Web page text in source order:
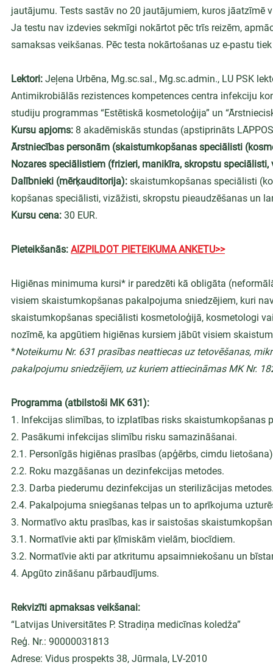
jautājumu. Tests sastāv no 20 jautājumiem, kuros jāatzīmē
Ja testu nav izdevies sekmīgi nokārtot pēc trīs reizēm,
samaksas veikšanas. Pēc testa nokārtošanas uz e-pastu
Lektori: Jeļena Urbēna, Mg.sc.sal., Mg.sc.admin., LU PSK
Antimikrobiālās rezistences kompetences centra infekciju
studiju programmas “Estētiskā kosmetoloģija” un
Kursu apjoms: 8 akadēmiskās stundas (apstiprināts
Ārstniecības personām (skaistumkopšanas speciālisti
Nozares speciālistiem (frizieri, manikīra, skropstu
Dalībnieki (mērķauditorija): skaistumkopšanas speciālisti
kopšanas speciālisti, vizāžisti, skropstu pieaudzēšanas un
Kursu cena: 30 EUR.
Pieteikšanās: AIZPILDOT PIETEIKUMA ANKETU>>
Higiēnas minimuma kursi* ir paredzēti kā obligāta
visiem skaistumkopšanas pakalpojuma sniedzējiem, kuri
skaistumkopšanas speciālisti kosmetoloģijā, kosmetologi
nozīmē, ka apgūtiem higiēnas kursiem jābūt visiem
*Noteikumu Nr. 631 prasības neattiecas uz tetovēšanas,
pakalpojumu sniedzējiem, uz kuriem attiecināmas MK Nr.
Programma (atbilstoši MK 631):
1. Infekcijas slimības, to izplatības risks skaistumkopšanas
2. Pasākumi infekcijas slimību risku samazināšanai.
2.1. Personīgās higiēnas prasības (apģērbs, cimdu
2.2. Roku mazgāšanas un dezinfekcijas metodes.
2.3. Darba piederumu dezinfekcijas un sterilizācijas
2.4. Pakalpojuma sniegšanas telpas un to aprīkojuma
3. Normatīvo aktu prasības, kas ir saistošas
3.1. Normatīvie akti par ķīmiskām vielām, biocīdiem.
3.2. Normatīvie akti par atkritumu apsaimniekošanu un
4. Apgūto zināšanu pārbaudījums.
Rekvizīti apmaksas veikšanai:
“Latvijas Universitātes P. Stradiņa medicīnas koledža”
Reģ. Nr.: 90000031813
Adrese: Vidus prospekts 38, Jūrmala, LV-2010